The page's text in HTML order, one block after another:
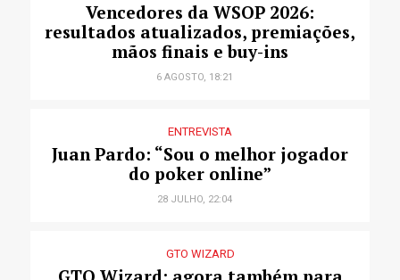
Vencedores da WSOP 2026:
resultados atualizados, premiações,
mãos finais e buy-ins
6 AGOSTO, 18:21
ENTREVISTA
Juan Pardo: “Sou o melhor jogador
do poker online”
28 JULHO, 22:04
GTO WIZARD